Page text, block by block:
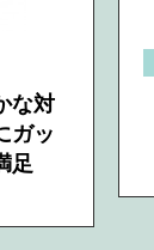
な対
ガッ
足